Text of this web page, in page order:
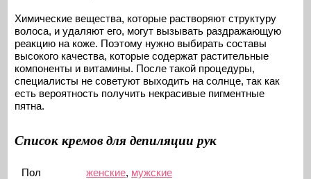
Химические вещества, которые растворяют структуру
волоса, и удаляют его, могут вызывать раздражающую
реакцию на коже. Поэтому нужно выбирать составы
высокого качества, которые содержат растительные
компоненты и витамины. После такой процедуры,
специалисты не советуют выходить на солнце, так как
есть вероятность получить некрасивые пигментные
пятна.
Список кремов для депиляции рук
Пол женские, мужские